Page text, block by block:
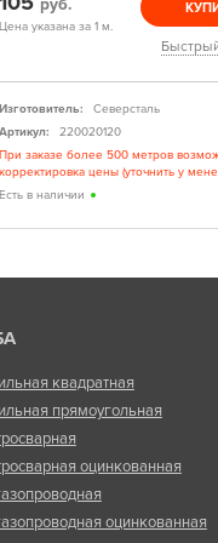
руб.
Цена указана за 1 м.
Изготовитель:
Северсталь
Артикул:
220020120
При заказе более 500 метров
корректировка цены (уточнить у
Есть в наличии
квадратная
прямоугольная
оцинкованная
оцинкованная